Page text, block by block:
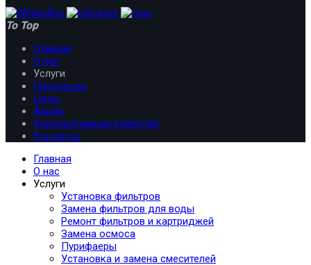
To Top
Главная
О нас
Услуги
Продукция
Цены
Акции
Корпоративным клиентам
Контакты
Главная
О нас
Услуги
Установка фильтров
Замена фильтров для воды
Ремонт фильтров и картриджей
Замена осмоса
Пурифаеры
Установка и замена смесителей